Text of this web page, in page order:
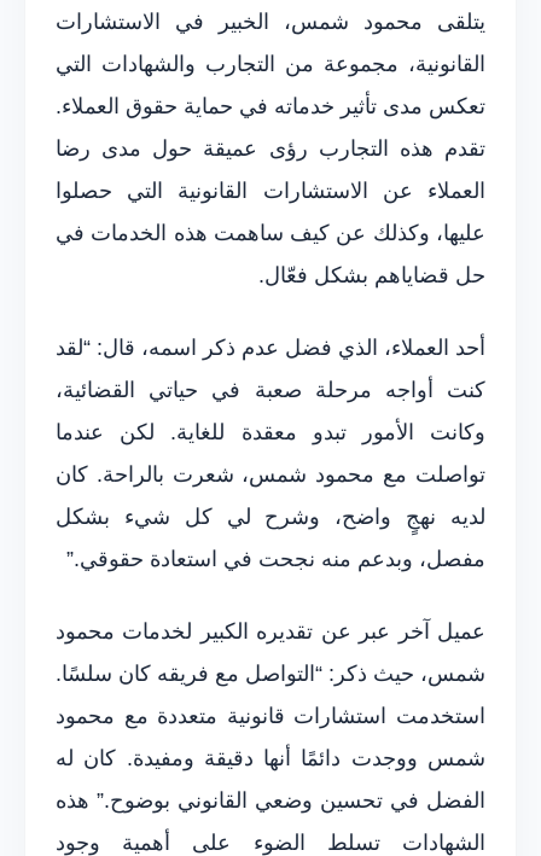
يتلقى محمود شمس، الخبير في الاستشارات
القانونية، مجموعة من التجارب والشهادات التي
تعكس مدى تأثير خدماته في حماية حقوق العملاء.
تقدم هذه التجارب رؤى عميقة حول مدى رضا
العملاء عن الاستشارات القانونية التي حصلوا
عليها، وكذلك عن كيف ساهمت هذه الخدمات في
حل قضاياهم بشكل فعّال.
أحد العملاء، الذي فضل عدم ذكر اسمه، قال: “لقد
كنت أواجه مرحلة صعبة في حياتي القضائية،
وكانت الأمور تبدو معقدة للغاية. لكن عندما
تواصلت مع محمود شمس، شعرت بالراحة. كان
لديه نهجٍ واضح، وشرح لي كل شيء بشكل
مفصل، وبدعم منه نجحت في استعادة حقوقي.”
عميل آخر عبر عن تقديره الكبير لخدمات محمود
شمس، حيث ذكر: “التواصل مع فريقه كان سلسًا.
استخدمت استشارات قانونية متعددة مع محمود
شمس ووجدت دائمًا أنها دقيقة ومفيدة. كان له
الفضل في تحسين وضعي القانوني بوضوح.” هذه
الشهادات تسلط الضوء على أهمية وجود